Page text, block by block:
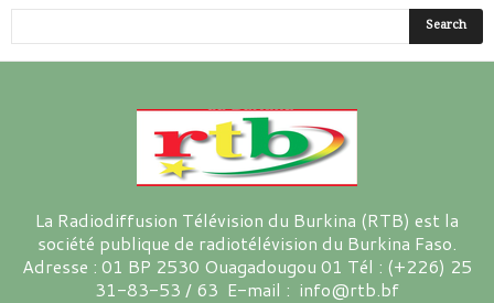
La Radiodiffusion Télévision du Burkina (RTB) est la
société publique de radiotélévision du Burkina Faso.
Adresse : 01 BP 2530 Ouagadougou 01 Tél : (+226) 25
31-83-53 / 63 E-mail : info@rtb.bf